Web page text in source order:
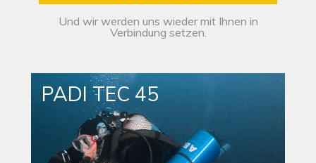
Und wir werden uns wieder mit Ihnen in
Verbindung setzen.
PADI TEC 45